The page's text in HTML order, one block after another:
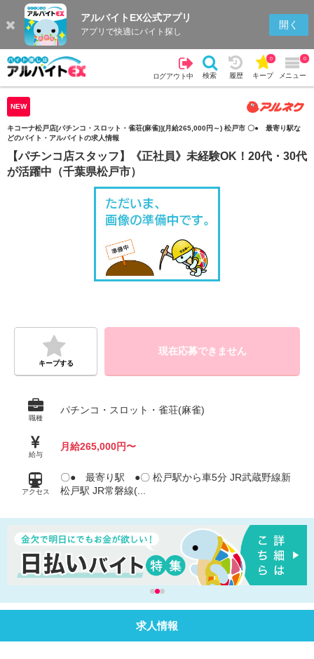
アルバイトEX公式アプリ
アプリで快適にバイト探し
開く
ログアウト中 検索 履歴 キープ
0
メニュー
0
検索 履歴
NEW
キコーナ松戸店[パチンコ・スロット・雀荘(麻雀)](月給265,000円～) 松戸市 〇● 最寄り駅な
どのバイト・アルバイトの求人情報
【パチンコ店スタッフ】《正社員》未経験OK！20代・30代
が活躍中（千葉県松戸市）
キープする
現在応募できません
職種
パチンコ・スロット・雀荘(麻雀)
給与
月給265,000円〜
アクセス
〇● 最寄り駅 ●〇 松戸駅から車5分 JR武蔵野線新
松戸駅 JR常磐線(...
求人情報